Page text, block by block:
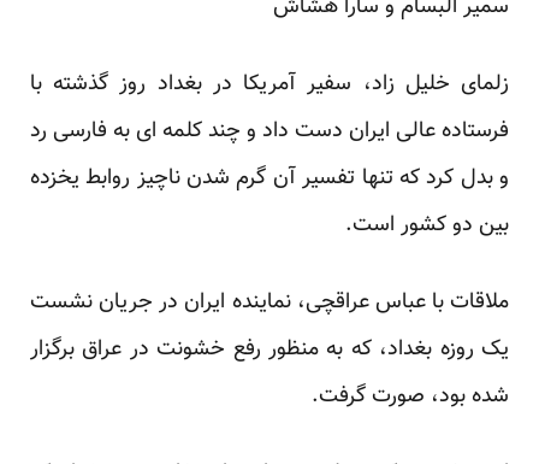
سمیر البسام و سارا هشاش
زلمای خلیل زاد، سفیر آمریکا در بغداد روز گذشته با
فرستاده عالی ایران دست داد و چند کلمه ای به فارسی رد
و بدل کرد که تنها تفسیر آن گرم شدن ناچیز روابط یخزده
بین دو کشور است.
ملاقات با عباس عراقچی، نماینده ایران در جریان نشست
یک روزه بغداد، که به منظور رفع خشونت در عراق برگزار
شده بود، صورت گرفت.